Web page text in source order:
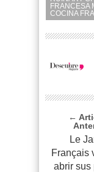
FRANCESA
COCINA
←
Le
Français
abrir sus